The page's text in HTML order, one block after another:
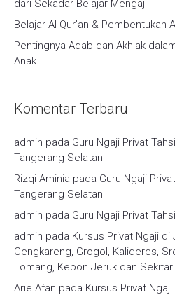
dari Sekadar Belajar Mengaji
Belajar Al-Qur’an & Pembentukan
Pentingnya Adab dan Akhlak
Anak
Komentar Terbaru
admin pada Guru Ngaji Privat
Tangerang Selatan
Rizqi Aminia pada Guru Ngaji
Tangerang Selatan
admin pada Guru Ngaji Privat
admin pada Kursus Privat Ngaji
Cengkareng, Grogol, Kalideres,
Tomang, Kebon Jeruk dan Sekitar.
Arie Afan pada Kursus Privat